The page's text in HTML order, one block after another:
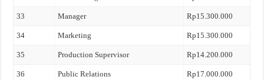
33 Manager Rp15.300.000
34 Marketing Rp15.300.000
35 Production Supervisor Rp14.200.000
36 Public Relations Rp17.000.000